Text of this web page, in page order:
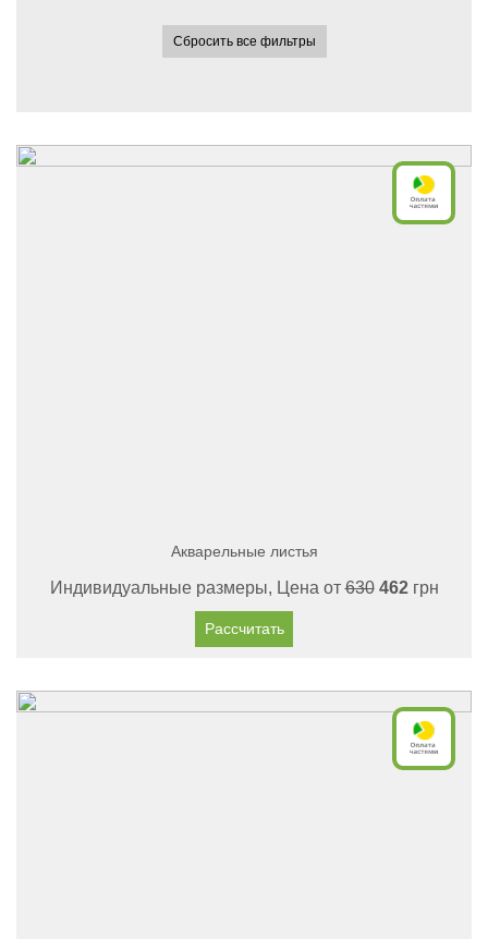
Сбросить все фильтры
Акварельные листья
Индивидуальные размеры, Цена от630 462грн
Рассчитать